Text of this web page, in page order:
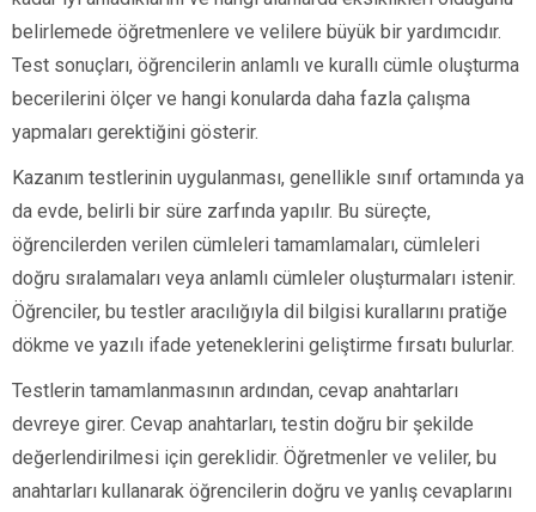
belirlemede öğretmenlere ve velilere büyük bir yardımcıdır.
Test sonuçları, öğrencilerin anlamlı ve kurallı cümle oluşturma
becerilerini ölçer ve hangi konularda daha fazla çalışma
yapmaları gerektiğini gösterir.
Kazanım testlerinin uygulanması, genellikle sınıf ortamında ya
da evde, belirli bir süre zarfında yapılır. Bu süreçte,
öğrencilerden verilen cümleleri tamamlamaları, cümleleri
doğru sıralamaları veya anlamlı cümleler oluşturmaları istenir.
Öğrenciler, bu testler aracılığıyla dil bilgisi kurallarını pratiğe
dökme ve yazılı ifade yeteneklerini geliştirme fırsatı bulurlar.
Testlerin tamamlanmasının ardından, cevap anahtarları
devreye girer. Cevap anahtarları, testin doğru bir şekilde
değerlendirilmesi için gereklidir. Öğretmenler ve veliler, bu
anahtarları kullanarak öğrencilerin doğru ve yanlış cevaplarını